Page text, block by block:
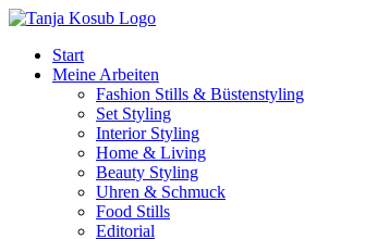
Zum
springenStart
Meine Arbeiten
Fashion Stills & Büstenstyling
Set Styling
Interior Styling
Home & Living
Beauty Styling
Uhren & Schmuck
Food Stills
Editorial